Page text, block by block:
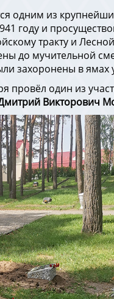
одним из
году и
тракту и
до мучительной
захоронены в
провёл один из
Викторович